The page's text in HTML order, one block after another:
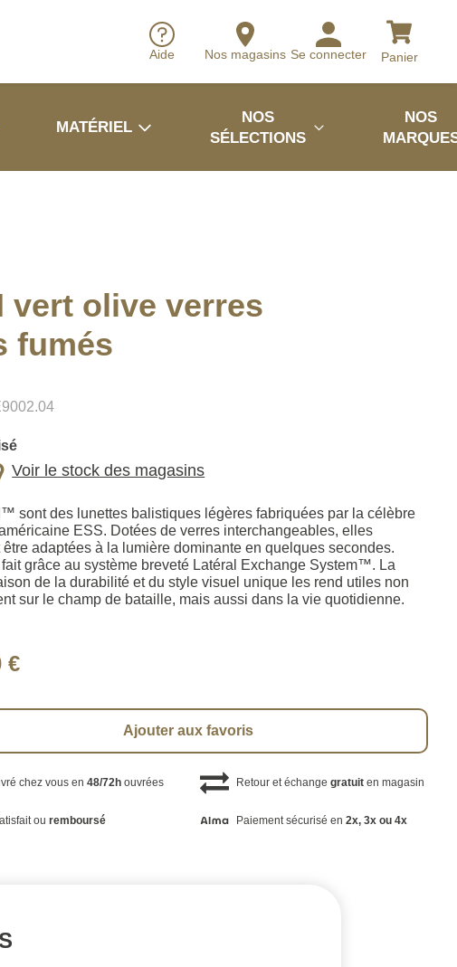
Aide Nos magasins Se connecter Panier
MATÉRIEL
NOS
SÉLECTIONS
NOS
vert olive verres
fumés
Voir le stock des magasins
sont des lunettes balistiques légères fabriquées par la célèbre
ESS. Dotées de verres interchangeables, elles
être adaptées à la lumière dominante en quelques secondes.
grâce au système breveté Latéral Exchange System™. La
de la durabilité et du style visuel unique les rend utiles non
sur le champ de bataille, mais aussi dans la vie quotidienne.
€
Ajouter aux favoris
chez vous en48/72h ouvrées Retour et échange gratuiten magasin
ouremboursé Paiement sécurisé en 2x, 3x ou 4x